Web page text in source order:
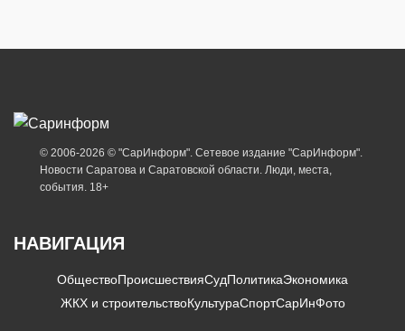
© 2006-2026 © "СарИнформ". Сетевое издание "СарИнформ".
Новости Саратова и Саратовской области. Люди, места,
события. 18+
НАВИГАЦИЯ
ОбществоПроисшествияСудПолитикаЭкономика
ЖКХ и строительствоКультураСпортСарИнФото